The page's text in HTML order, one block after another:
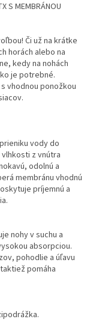
S MEMBRÁNOU
Či už na krátke
horách alebo na
kedy na nohách
je potrebné.
vhodnou ponožkou
vody do
z vnútra
odolnú a
membránu vhodnú
príjemnú a
nohy v suchu a
absorpciou.
pohodlie a úľavu
pomáha